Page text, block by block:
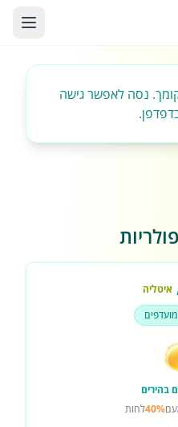
נסה לאפשר גישה
איטליה
בהירים
עם40%לחות